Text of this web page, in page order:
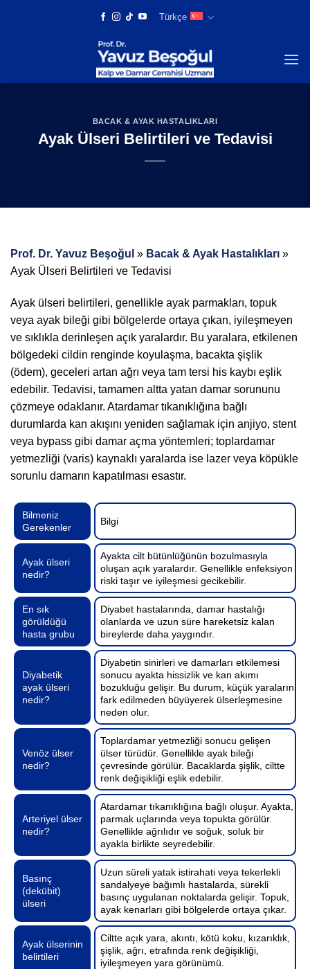
Türkçe
BACAK & AYAK HASTALIKLARI
Ayak Ülseri Belirtileri ve Tedavisi
Prof. Dr. Yavuz Beşoğul » Bacak & Ayak Hastalıkları »
Ayak Ülseri Belirtileri ve Tedavisi
Ayak ülseri belirtileri, genellikle ayak parmakları, topuk
veya ayak bileği gibi bölgelerde ortaya çıkan, iyileşmeyen
ve sıklıkla derinleşen açık yaralardır. Bu yaralara, etkilenen
bölgedeki cildin renginde koyulaşma, bacakta şişlik
(ödem), geceleri artan ağrı veya tam tersi his kaybı eşlik
edebilir. Tedavisi, tamamen altta yatan damar sorununu
çözmeye odaklanır. Atardamar tıkanıklığına bağlı
durumlarda kan akışını yeniden sağlamak için anjiyo, stent
veya bypass gibi damar açma yöntemleri; toplardamar
yetmezliği (varis) kaynaklı yaralarda ise lazer veya köpükle
sorunlu damarın kapatılması esastır.
Bilmeniz
Gerekenler
Bilgi
Ayak ülseri
nedir?
Ayakta cilt bütünlüğünün bozulmasıyla
oluşan açık yaralardır. Genellikle enfeksiyon
riski taşır ve iyileşmesi gecikebilir.
En sık
görüldüğü
hasta grubu
Diyabet hastalarında, damar hastalığı
olanlarda ve uzun süre hareketsiz kalan
bireylerde daha yaygındır.
Diyabetik
ayak ülseri
nedir?
Diyabetin sinirleri ve damarları etkilemesi
sonucu ayakta hissizlik ve kan akımı
bozukluğu gelişir. Bu durum, küçük yaraların
fark edilmeden büyüyerek ülserleşmesine
neden olur.
Venöz ülser
nedir?
Toplardamar yetmezliği sonucu gelişen
ülser türüdür. Genellikle ayak bileği
çevresinde görülür. Bacaklarda şişlik, ciltte
renk değişikliği eşlik edebilir.
Arteriyel ülser
nedir?
Atardamar tıkanıklığına bağlı oluşur. Ayakta,
parmak uçlarında veya topukta görülür.
Genellikle ağrılıdır ve soğuk, soluk bir
ayakla birlikte seyredebilir.
Basınç
(dekübit)
ülseri
Uzun süreli yatak istirahati veya tekerlekli
sandalyeye bağımlı hastalarda, sürekli
basınç uygulanan noktalarda gelişir. Topuk,
ayak kenarları gibi bölgelerde ortaya çıkar.
Ayak ülserinin
belirtileri
Ciltte açık yara, akıntı, kötü koku, kızarıklık,
şişlik, ağrı, etrafında renk değişikliği,
iyileşmeyen yara görünümü.